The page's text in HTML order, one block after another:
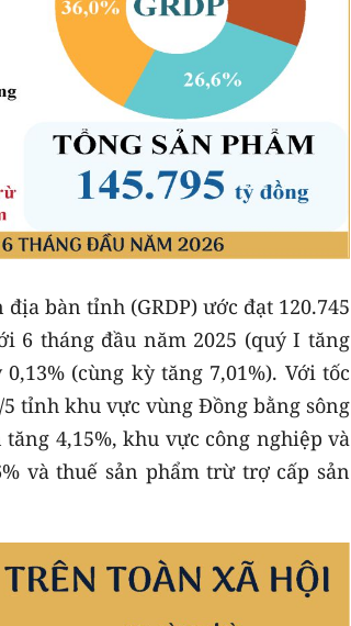
bàn tỉnh (GRDP) ước đạt 120.745
6 tháng đầu năm 2025 (quý I tăng
(cùng kỳ tăng 7,01%). Với tốc
tỉnh khu vực vùng Đồng bằng sông
4,15%, khu vực công nghiệp và
và thuế sản phẩm trừ trợ cấp sản